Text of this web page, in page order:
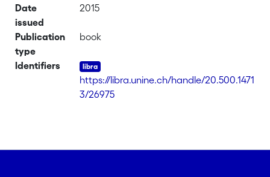
Date
issued
2015
Publication
type
book
Identifiers
https://libra.unine.ch/handle/20.500.1471
3/26975